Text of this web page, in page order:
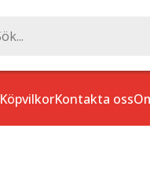
KöpvilkorKontakta oss